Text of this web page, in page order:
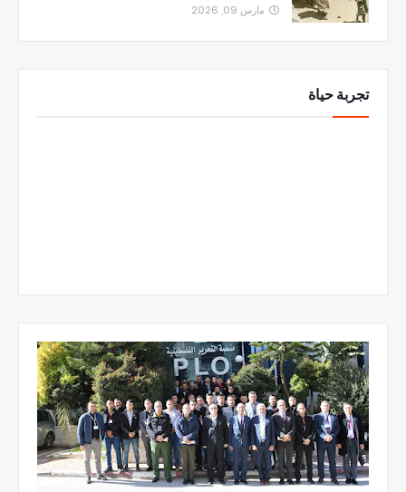
مارس 09, 2026
تجربة حياة